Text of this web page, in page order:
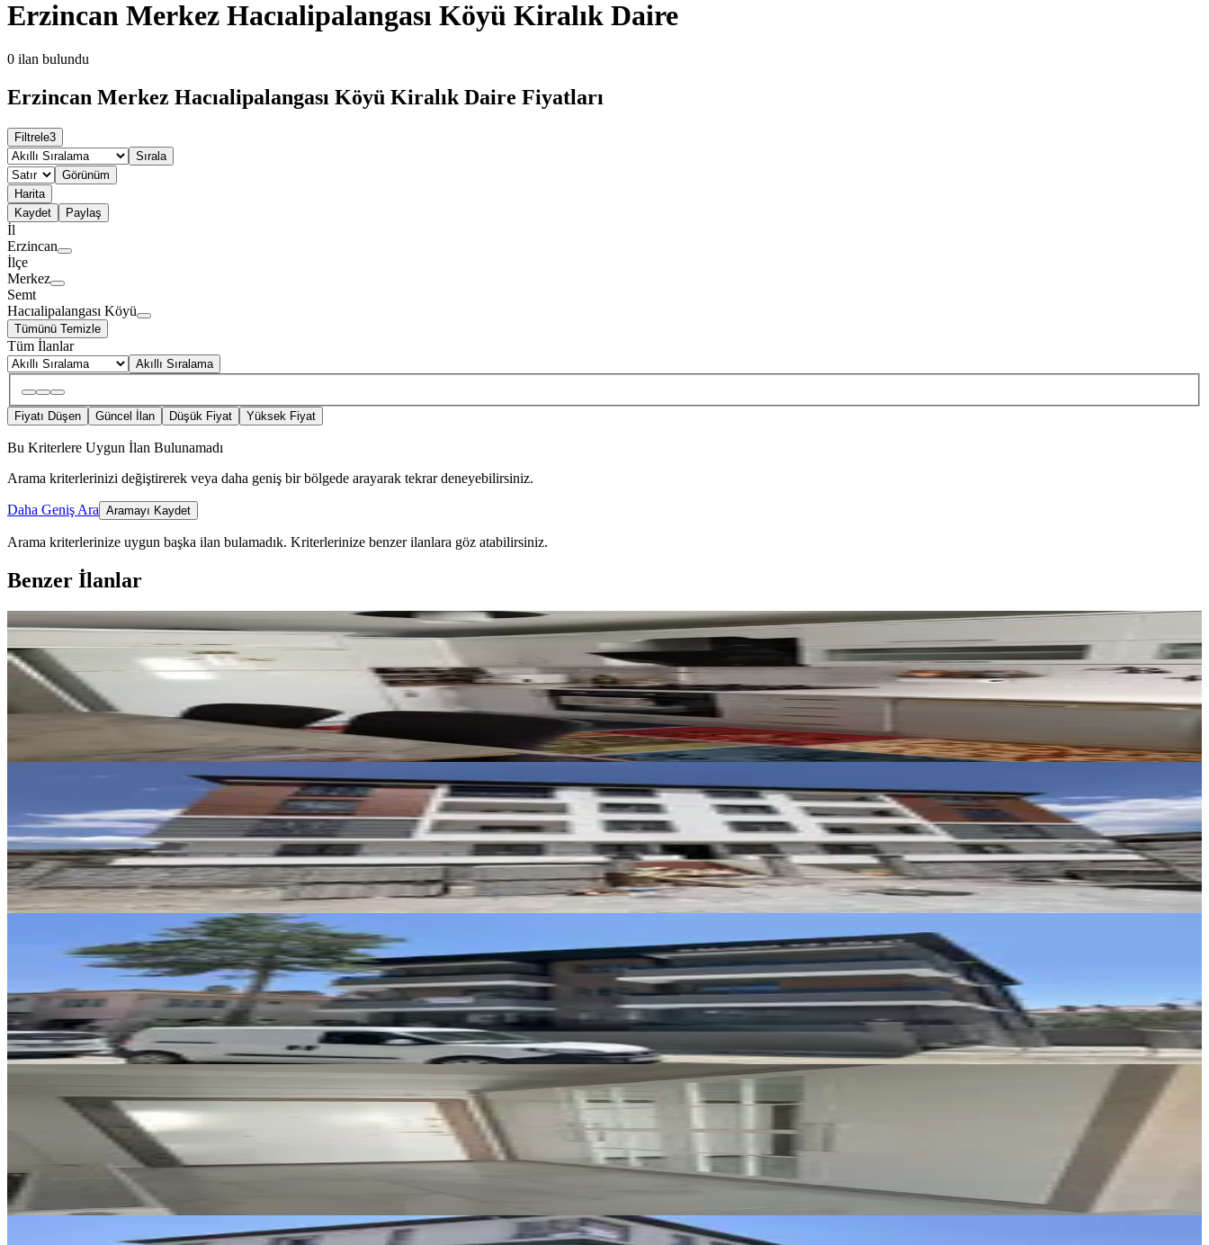
Erzincan Merkez Hacıalipalangası Köyü Kiralık Daire
0 ilan bulundu
Erzincan Merkez Hacıalipalangası Köyü Kiralık Daire Fiyatları
Filtrele3
Sırala
Görünüm
Harita
Kaydet
Paylaş
İl
Erzincan
İlçe
Merkez
Semt
Hacıalipalangası Köyü
Tümünü Temizle
Tüm İlanlar
Akıllı Sıralama
Fiyatı Düşen Güncel İlan Düşük Fiyat Yüksek Fiyat
Bu Kriterlere Uygun İlan Bulunamadı
Arama kriterlerinizi değiştirerek veya daha geniş bir bölgede arayarak tekrar deneyebilirsiniz.
Daha Geniş Ara Aramayı Kaydet
Arama kriterlerinize uygun başka ilan bulamadık. Kriterlerinize benzer ilanlara göz atabilirsiniz.
Benzer İlanlar
YENİ
Temiz Bakımlı Daire
Merkez, Mimar Sinan Mahallesi
·130 m²·Kot 1·06.08.2026
Ara
Remax Dem'den Cumhuriyet Mah. 2+1 Kiralık Daire
Merkez, Başbağlar Mahallesi
2+1·90 m²·1. Kat·04.08.2026
19.500 ₺
Ara
Remax Dem'den Halitpaşa Mah. 1+1 Kiralık Daire
Merkez, Halitpaşa Mahallesi
1+1·65 m²·2. Kat· 04.08.2026
16.500 ₺
4,5+1 Temiz Lüks Daire
Merkez, Demirkent Mahallesi
4.5+1·
Ayşe Uçar Özkan